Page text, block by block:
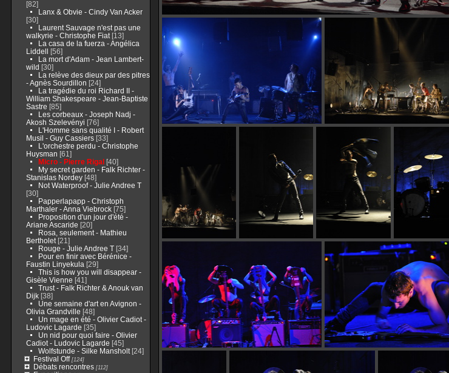
[82]
Lanx & Obvie - Cindy Van Acker
[30]
Laurent Sauvage n'est pas une
walkyrie - Christophe Fiat[13]
La casa de la fuerza - Angélica
Liddell [56]
La mort d'Adam - Jean Lambert-
wild [30]
La relève des dieux par des pitres
- Agnès Sourdillon [24]
La tragédie du roi Richard II -
William Shakespeare - Jean-Baptiste
Sastre [85]
Les corbeaux - Joseph Nadj -
Akosh Szelevényi [76]
L'Homme sans qualité I - Robert
Musil - Guy Cassiers[33]
L'orchestre perdu - Christophe
Huysman [61]
Micro - Pierre Rigal[40]
My secret garden - Falk Richter -
Stanislas Nordey [48]
Not Waterproof - Julie Andree T
[30]
Papperlapapp - Christoph
Marthaler - Anna Viebrock[75]
Proposition d'un jour d'été -
Ariane Ascaride [20]
Rosa, seulement - Mathieu
Bertholet[21]
Rouge - Julie Andree T[34]
Pour en finir avec Bérénice -
Faustin Linyekula [29]
This is how you will disappear -
Gisèle Vienne [41]
Trust - Falk Richter & Anouk van
Dijk[38]
Une semaine d'art en Avignon -
Olivia Grandville [48]
Un mage en été - Olivier Cadiot -
Ludovic Lagarde [35]
Un nid pour quoi faire - Olivier
Cadiot - Ludovic Lagarde [45]
Wolfstunde - Silke Mansholt[24]
Festival Off[124]
Débats rencontres[112]